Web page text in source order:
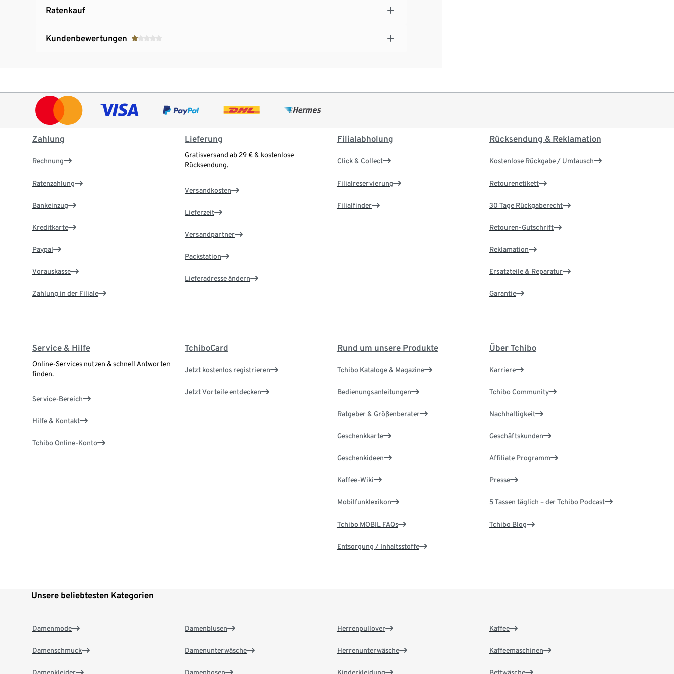
Ratenkauf
Kundenbewertungen
Zahlung
Rechnung
Ratenzahlung
Bankeinzug
Kreditkarte
Paypal
Vorauskasse
Zahlung in der Filiale
Lieferung
Gratisversand ab 29 € & kostenlose
Rücksendung.
Versandkosten
Lieferzeit
Versandpartner
Packstation
Lieferadresse ändern
Filialabholung
Click & Collect
Filialreservierung
Filialfinder
Rücksendung & Reklamation
Kostenlose Rückgabe / Umtausch
Retourenetikett
30 Tage Rückgaberecht
Retouren-Gutschrift
Reklamation
Ersatzteile & Reparatur
Garantie
Service & Hilfe
Online-Services nutzen & schnell Antworten
finden.
Service-Bereich
Hilfe & Kontakt
Tchibo Online-Konto
TchiboCard
Jetzt kostenlos registrieren
Jetzt Vorteile entdecken
Rund um unsere Produkte
Tchibo Kataloge & Magazine
Bedienungsanleitungen
Ratgeber & Größenberater
Geschenkkarte
Geschenkideen
Kaffee-Wiki
Mobilfunklexikon
Tchibo MOBIL FAQs
Entsorgung / Inhaltsstoffe
Über Tchibo
Karriere
Tchibo Community
Nachhaltigkeit
Geschäftskunden
Affiliate Programm
Presse
5 Tassen täglich – der Tchibo Podcast
Tchibo Blog
Unsere beliebtesten Kategorien
Damenmode
Damenschmuck
Damenblusen
Damenunterwäsche
Herrenpullover
Herrenunterwäsche
Kaffee
Kaffeemaschinen